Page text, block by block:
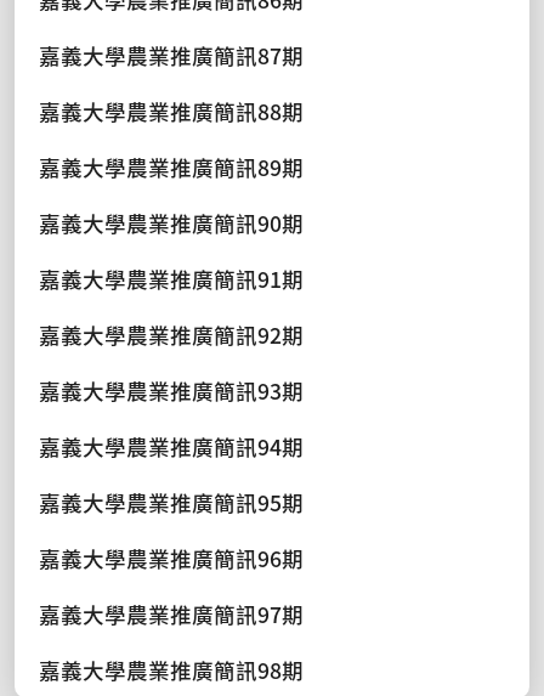
嘉義大學農業推廣簡訊87期
嘉義大學農業推廣簡訊88期
嘉義大學農業推廣簡訊89期
嘉義大學農業推廣簡訊90期
嘉義大學農業推廣簡訊91期
嘉義大學農業推廣簡訊92期
嘉義大學農業推廣簡訊93期
嘉義大學農業推廣簡訊94期
嘉義大學農業推廣簡訊95期
嘉義大學農業推廣簡訊96期
嘉義大學農業推廣簡訊97期
嘉義大學農業推廣簡訊98期